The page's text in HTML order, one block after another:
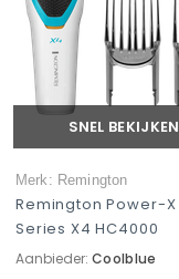
SNEL BEKIJKEN
Merk: Remington
Remington Power-X
Series X4 HC4000
Aanbieder: Coolblue